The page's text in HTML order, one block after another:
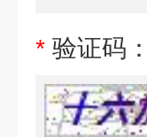
* 验证码：